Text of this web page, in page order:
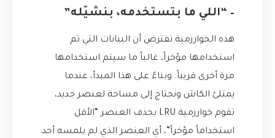
– “اللي ما بتستخدمه، بنشيّله”
هذه الخوارزمية تفترض أن البيانات التي تم
استخدامها مؤخراً، غالباً ما سيتم استخدامها
مرة أخرى قريباً. وبناءً على هذا المبدأ، عندما
يمتلئ الكاش ونحتاج إلى مساحة لعنصر جديد،
تقوم خوارزمية LRU بحذف العنصر “الأقل
استخداماً مؤخراً”، أي العنصر الذي لم يلمسه أحد